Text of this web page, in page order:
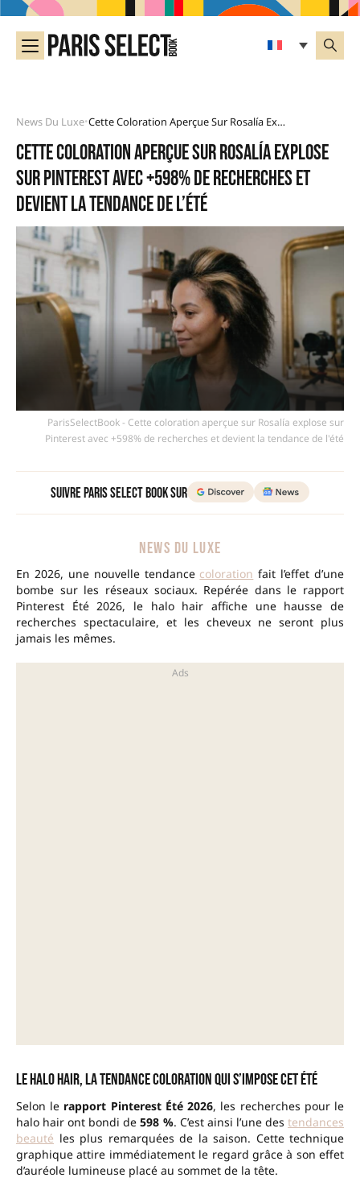
News Du Luxe• Cette Coloration Aperçue Sur Rosalía Explose Sur Pinterest Avec +598% De Recherches Et Devient La Tendance De L’été
Cette coloration aperçue sur Rosalía explose
sur Pinterest avec +598% de recherches et
devient la tendance de l’été
ParisSelectBook - Cette coloration aperçue sur Rosalía explose sur
Pinterest avec +598% de recherches et devient la tendance de l'été
Suivre Paris Select Book sur
NEWS DU LUXE
En 2026, une nouvelle tendance coloration fait l’effet d’une
bombe sur les réseaux sociaux. Repérée dans le rapport
Pinterest Été 2026, le halo hair affiche une hausse de
recherches spectaculaire, et les cheveux ne seront plus
jamais les mêmes.
Le halo hair, la tendance coloration qui s’impose cet été
Selon le rapport Pinterest Été 2026, les recherches pour le
halo hair ont bondi de598 %. C’est ainsi l’une destendances
beauté les plus remarquées de la saison. Cette technique
graphique attire immédiatement le regard grâce à son effet
d’auréole lumineuse placé au sommet de la tête.